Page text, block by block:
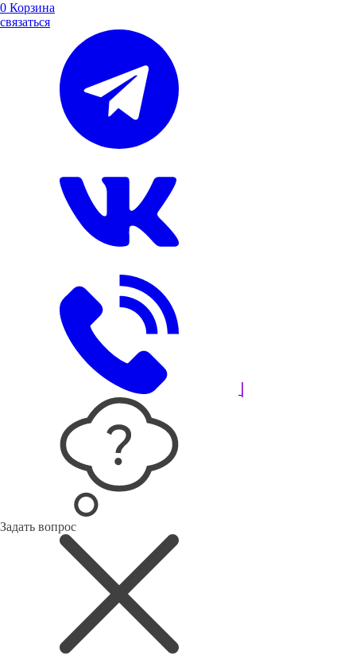
0 Корзина
связаться
Задать вопрос